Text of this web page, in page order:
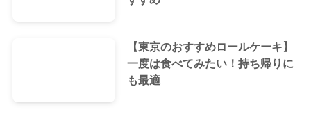
【東京のおすすめロールケーキ】
一度は食べてみたい！持ち帰りに
も最適